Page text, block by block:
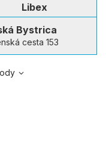
Libex
Bystrica
cesta 153